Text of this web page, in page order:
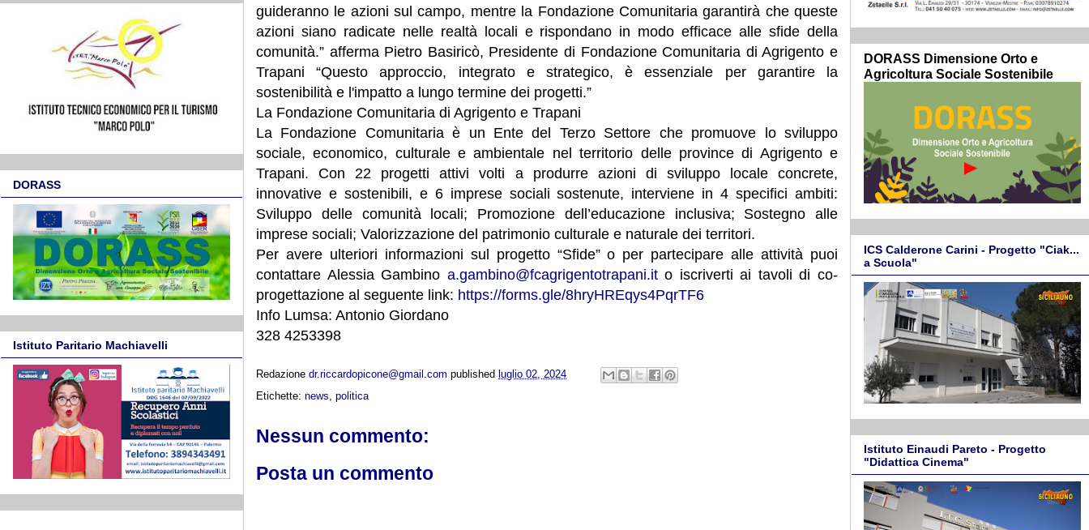
guideranno le azioni sul campo, mentre la Fondazione Comunitaria garantirà che queste
azioni siano radicate nelle realtà locali e rispondano in modo efficace alle sfide della
comunità.” afferma Pietro Basiricò, Presidente di Fondazione Comunitaria di Agrigento e
Trapani “Questo approccio, integrato e strategico, è essenziale per garantire la
sostenibilità e l'impatto a lungo termine dei progetti.”
La Fondazione Comunitaria di Agrigento e Trapani
La Fondazione Comunitaria è un Ente del Terzo Settore che promuove lo sviluppo
sociale, economico, culturale e ambientale nel territorio delle province di Agrigento e
Trapani. Con 22 progetti attivi volti a produrre azioni di sviluppo locale concrete,
innovative e sostenibili, e 6 imprese sociali sostenute, interviene in 4 specifici ambiti:
Sviluppo delle comunità locali; Promozione dell’educazione inclusiva; Sostegno alle
imprese sociali; Valorizzazione del patrimonio culturale e naturale dei territori.
Per avere ulteriori informazioni sul progetto “Sfide” o per partecipare alle attività puoi
contattare Alessia Gambino a.gambino@fcagrigentotrapani.ito iscriverti ai tavoli di co-
progettazione al seguente link: https://forms.gle/8hryHREqys4PqrTF6
Info Lumsa: Antonio Giordano
328 4253398
Redazione dr.riccardopicone@gmail.com published luglio 02, 2024
Etichette: news politica
Nessun commento:
Posta un commento
DORASS
Istituto Paritario Machiavelli
DORASS Dimensione Orto e
Agricoltura Sociale Sostenibile
ICS Calderone Carini - Progetto "Ciak...
a Scuola"
Istituto Einaudi Pareto - Progetto
"Didattica Cinema"